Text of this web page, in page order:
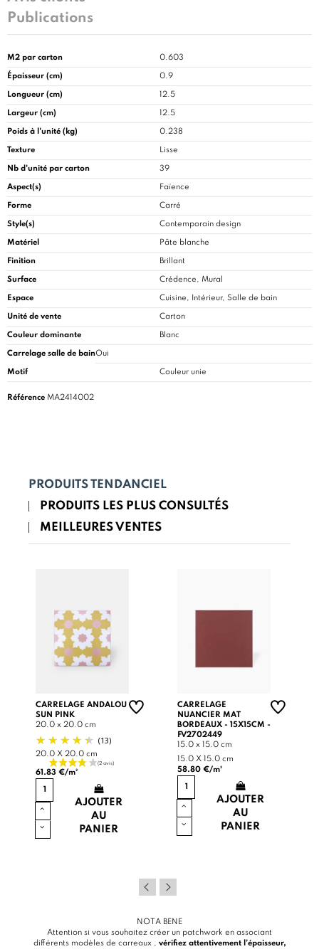
Publications
M2 par carton 0.603
Épaisseur (cm) 0.9
Longueur (cm) 12.5
Largeur (cm) 12.5
Poids à l'unité (kg) 0.238
Texture Lisse
Nb d'unité par carton 39
Aspect(s) Faïence
Forme Carré
Style(s) Contemporain design
Matériel Pâte blanche
Finition Brillant
Surface Crédence, Mural
Espace Cuisine, Intérieur, Salle de bain
Unité de vente Carton
Couleur dominante Blanc
Carrelage salle de bainOui
Motif Couleur unie
Référence MA2414002
PRODUITS TENDANCIEL
PRODUITS LES PLUS CONSULTÉS
MEILLEURES VENTES
CARRELAGE ANDALOU
SUN PINK
20.0 x 20.0 cm
(13)
20.0 X 20.0 cm
61.83 €/m²
AJOUTER
AU
PANIER
CARRELAGE
NUANCIER MAT
BORDEAUX - 15X15CM -
FV2702449
15.0 x 15.0 cm
15.0 X 15.0 cm
58.80 €/m²
AJOUTER
AU
PANIER
NOTA BENE
Attention si vous souhaitez créer un patchwork en associant
différents modèles de carreaux , vérifiez attentivement l’épaisseur,